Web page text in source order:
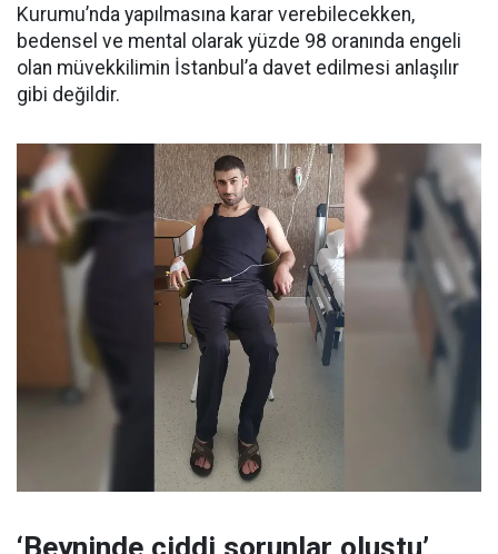
Kurumu’nda yapılmasına karar verebilecekken,
bedensel ve mental olarak yüzde 98 oranında engeli
olan müvekkilimin İstanbul’a davet edilmesi anlaşılır
gibi değildir.